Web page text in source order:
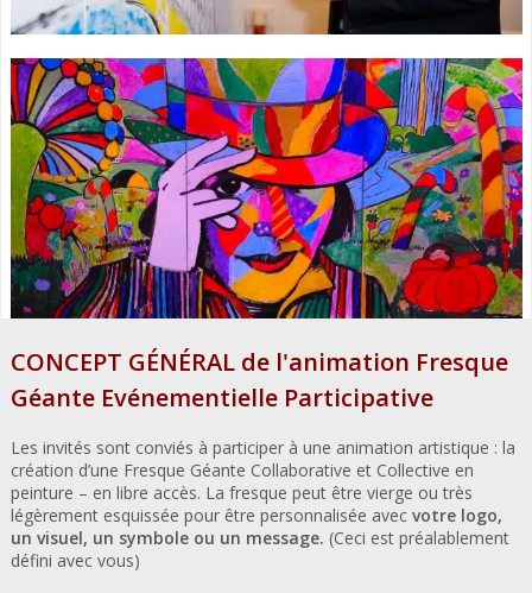
CONCEPT GÉNÉRAL de l'animation Fresque
Géante Evénementielle Participative
Les invités sont conviés à participer à une animation artistique : la
création d’une Fresque Géante Collaborative et Collective en
peinture – en libre accès. La fresque peut être vierge ou très
légèrement esquissée pour être personnalisée avec votre logo,
un visuel, un symbole ou un message. (Ceci est préalablement
défini avec vous)